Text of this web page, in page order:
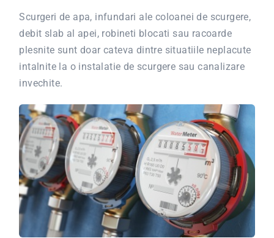
Scurgeri de apa, infundari ale coloanei de scurgere,
debit slab al apei, robineti blocati sau racoarde
plesnite sunt doar cateva dintre situatiile neplacute
intalnite la o instalatie de scurgere sau canalizare
invechite.